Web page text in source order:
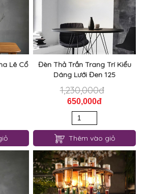
Lê Cổ
Đèn Thả Trần Trang Trí Kiểu
Dáng Lưới Đen 125
1,230,000đ
650,000đ